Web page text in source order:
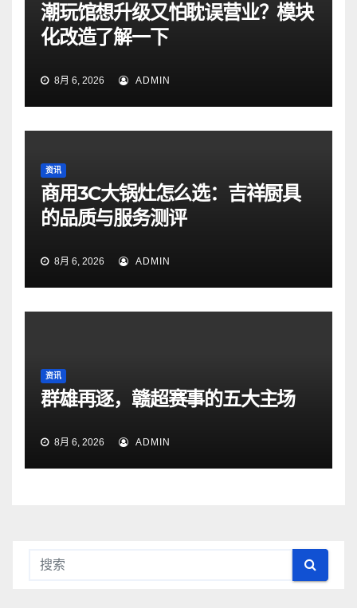
潮玩馆想升级又怕耽误营业？模块
化改造了解一下
8月 6, 2026 ADMIN
资讯
商用3C大锅灶怎么选：吉祥厨具
的品质与服务测评
8月 6, 2026 ADMIN
资讯
群雄再逐，赣超赛事的五大主场
8月 6, 2026 ADMIN